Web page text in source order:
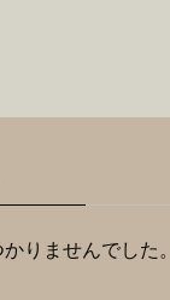
りませんでした。